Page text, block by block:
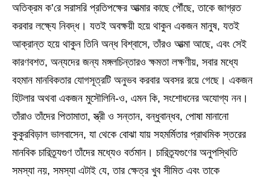
অতিক্রম ক’রে সরাসরি প্রতিপক্ষের আত্মার কাছে পৌঁছে, তাকে জাগ্রত
করবার লক্ষ্যে নিবদ্ধ। যতই অবক্ষয়ী হয়ে থাকুন একজন মানুষ, যতই
আক্রান্ত হয়ে থাকুন তিনি অন্ধ বিশ্বাসে, তাঁরও আত্মা আছে, এবং সেই
কারণবশত, অন্যদের জন্য মঙ্গলচিন্তারও ক্ষমতা লক্ষণীয়, সবার মধ্যে
বহমান মানবিকতার যোগসূত্রটি অনুভব করবার অবসর রয়ে গেছে। একজন
হিটলার অথবা একজন মুসৌলিনি-ও, এমন কি, সংশোধনের অযোগ্য নন।
তাঁরাও তাঁদের পিতামাতা, স্ত্রী ও সন্তান, বন্ধুবান্ধব, পোষা মানানো
কুকুরবিড়াল ভালবাসেন, যা থেকে বোঝা যায় সহমর্মিতার প্রাথমিক স্তরের
মানবিক চারিত্র্যগুণ তাঁদের মধ্যেও বর্তমান। চারিত্র্যগুণের অনুপস্থিতি
সমস্যা নয়, সমস্যা এটাই যে, তার ক্ষেত্র খুব সীমিত এবং তাকে